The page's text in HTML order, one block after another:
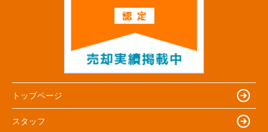
トップページ
スタッフ